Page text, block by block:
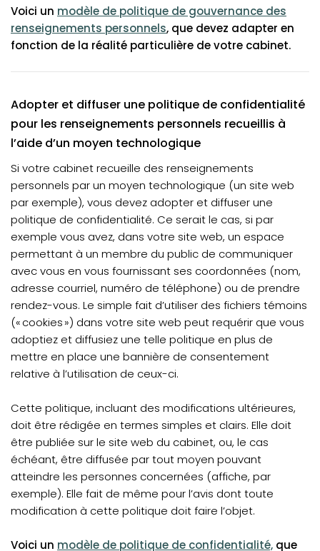
Voici un modèle de politique de gouvernance des
renseignements personnels, que devez adapter en
fonction de la réalité particulière de votre cabinet.
Adopter et diffuser une politique de confidentialité
pour les renseignements personnels recueillis à
l’aide d’un moyen technologique
Si votre cabinet recueille des renseignements
personnels par un moyen technologique (un site web
par exemple), vous devez adopter et diffuser une
politique de confidentialité. Ce serait le cas, si par
exemple vous avez, dans votre site web, un espace
permettant à un membre du public de communiquer
avec vous en vous fournissant ses coordonnées (nom,
adresse courriel, numéro de téléphone) ou de prendre
rendez-vous. Le simple fait d’utiliser des fichiers témoins
(« cookies ») dans votre site web peut requérir que vous
adoptiez et diffusiez une telle politique en plus de
mettre en place une bannière de consentement
relative à l’utilisation de ceux-ci.
Cette politique, incluant des modifications ultérieures,
doit être rédigée en termes simples et clairs. Elle doit
être publiée sur le site web du cabinet, ou, le cas
échéant, être diffusée par tout moyen pouvant
atteindre les personnes concernées (affiche, par
exemple). Elle fait de même pour l’avis dont toute
modification à cette politique doit faire l’objet.
Voici un modèle de politique de confidentialité, que